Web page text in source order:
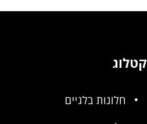
קטלוג
חלונות בלגיים